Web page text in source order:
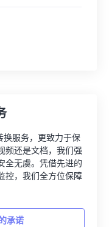
换服务，更致力于保
频还是文档，我们强
全无虞。凭借先进的
控，我们全方位保障
承诺